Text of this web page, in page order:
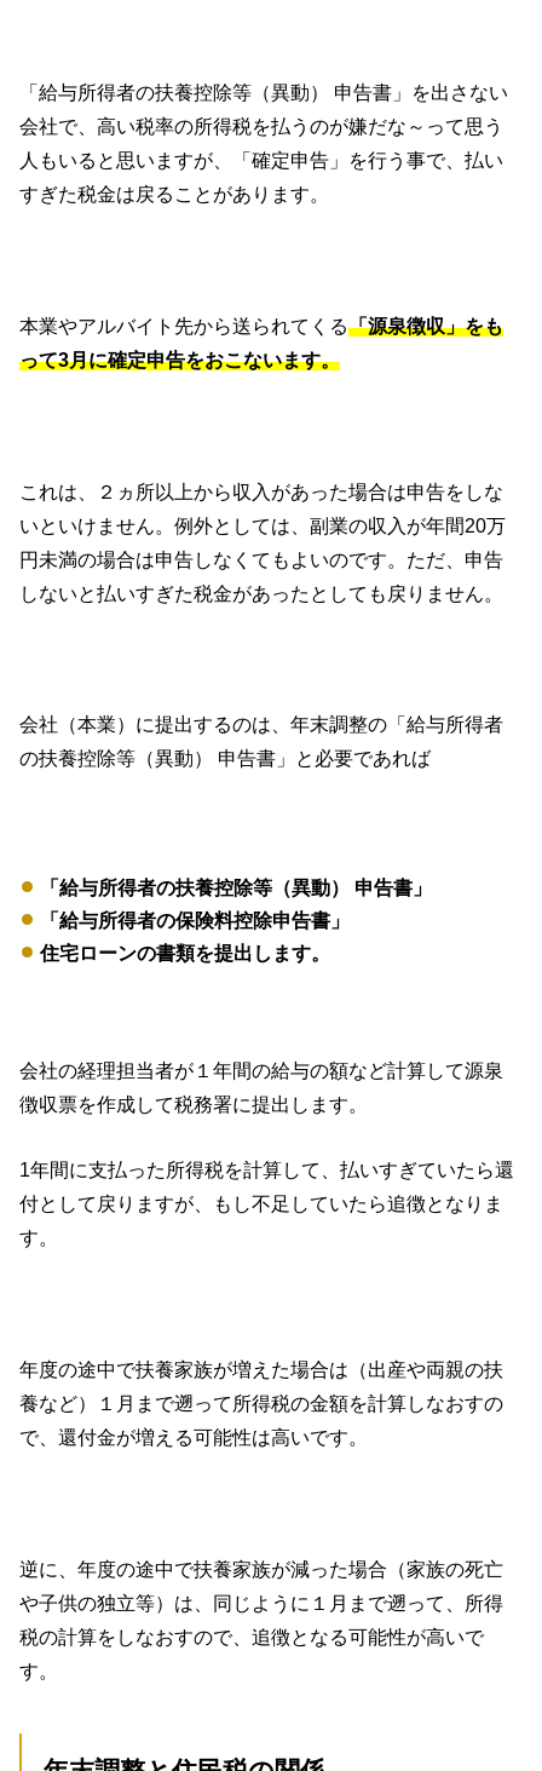
「給与所得者の扶養控除等（異動） 申告書」を出さない
会社で、高い税率の所得税を払うのが嫌だな～って思う
人もいると思いますが、「確定申告」を行う事で、払い
すぎた税金は戻ることがあります。
本業やアルバイト先から送られてくる「源泉徴収」をも
って3月に確定申告をおこないます。
これは、２ヵ所以上から収入があった場合は申告をしな
いといけません。例外としては、副業の収入が年間20万
円未満の場合は申告しなくてもよいのです。ただ、申告
しないと払いすぎた税金があったとしても戻りません。
会社（本業）に提出するのは、年末調整の「給与所得者
の扶養控除等（異動） 申告書」と必要であれば
「給与所得者の扶養控除等（異動） 申告書」
「給与所得者の保険料控除申告書」
住宅ローンの書類を提出します。
会社の経理担当者が１年間の給与の額など計算して源泉
徴収票を作成して税務署に提出します。
1年間に支払った所得税を計算して、払いすぎていたら還
付として戻りますが、もし不足していたら追徴となりま
す。
年度の途中で扶養家族が増えた場合は（出産や両親の扶
養など）１月まで遡って所得税の金額を計算しなおすの
で、還付金が増える可能性は高いです。
逆に、年度の途中で扶養家族が減った場合（家族の死亡
や子供の独立等）は、同じように１月まで遡って、所得
税の計算をしなおすので、追徴となる可能性が高いで
す。